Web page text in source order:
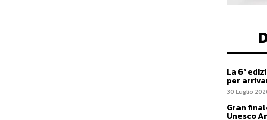
La 6ª
per
30 Luglio
Gran
Unesco